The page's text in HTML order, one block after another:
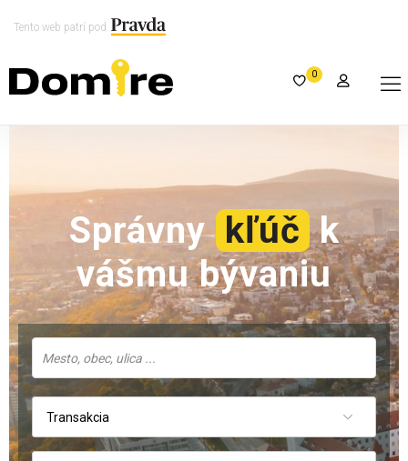
Tento web patrí pod
0
Správny kľúč k
vášmu bývaniu
Transakcia